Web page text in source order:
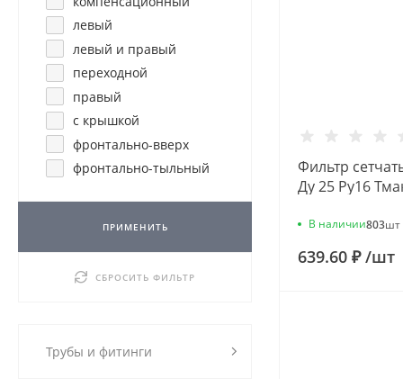
левый
левый и правый
переходной
правый
с крышкой
фронтально-вверх
фронтально-тыльный
ПРИМЕНИТЬ
СБРОСИТЬ ФИЛЬТР
Трубы и фитинги
Фильтр
Ду 25 Ру16
VF.192.L00.100
В наличии803шт
639.60 ₽/шт